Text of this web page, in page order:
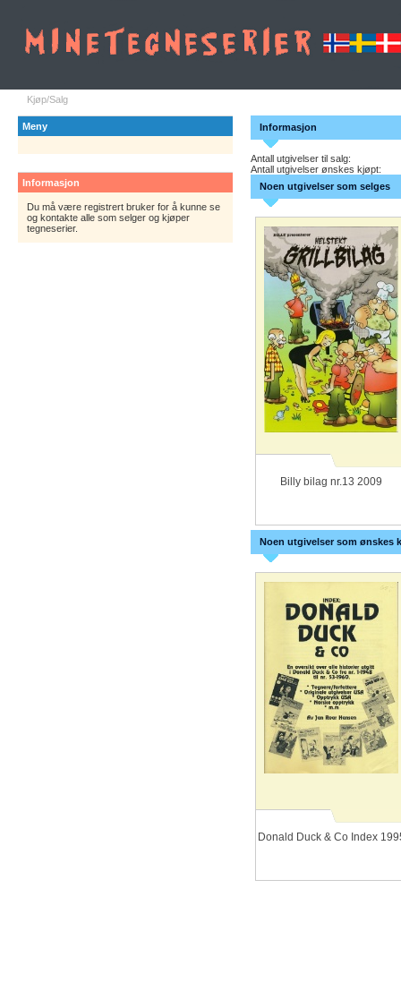
Kjøp/Salg
Meny
Informasjon
Du må være registrert bruker for å kunne se
og kontakte alle som selger og kjøper
tegneserier.
Informasjon
Antall utgivelser til salg:
Antall utgivelser ønskes kjøpt:
Noen utgivelser som selges
Billy bilag nr.13 2009
Noen utgivelser som ønskes
Donald Duck & Co Index